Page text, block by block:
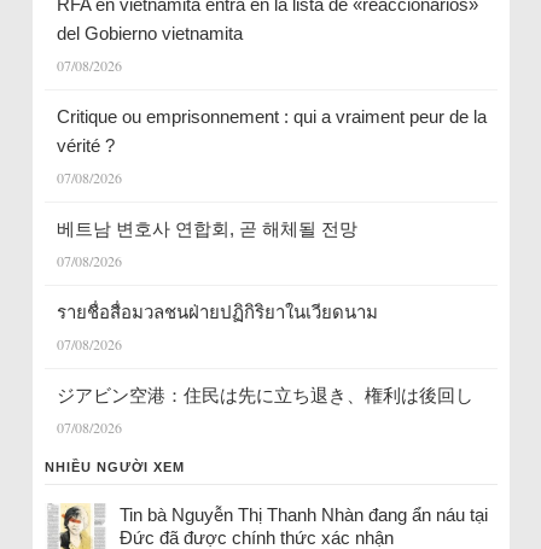
del Gobierno vietnamita
07/08/2026
Critique ou emprisonnement : qui a vraiment peur de la
vérité ?
07/08/2026
베트남 변호사 연합회, 곧 해체될 전망
07/08/2026
รายชื่อสื่อมวลชนฝ่ายปฏิกิริยาในเวียดนาม
07/08/2026
ジアビン空港：住民は先に立ち退き、権利は後回し
07/08/2026
NHIỀU NGƯỜI XEM
Tin bà Nguyễn Thị Thanh Nhàn đang ẩn náu tại
Đức đã được chính thức xác nhận